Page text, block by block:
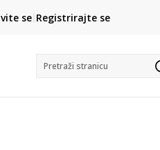
CLICK& COLLECT
besplatno preuzimanje u trgovini
se Registrirajte se
Pretraži stranicu